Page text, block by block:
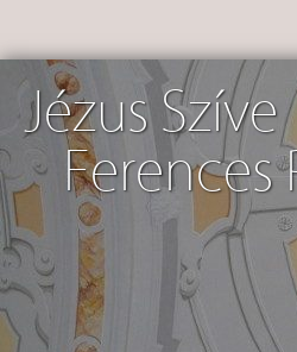
Jézus Szíve
Ferences